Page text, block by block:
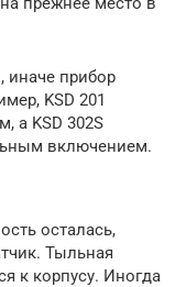
иначе прибор
KSD 201
а KSD 302S
включением.
осталась,
Тыльная
к корпусу. Иногда